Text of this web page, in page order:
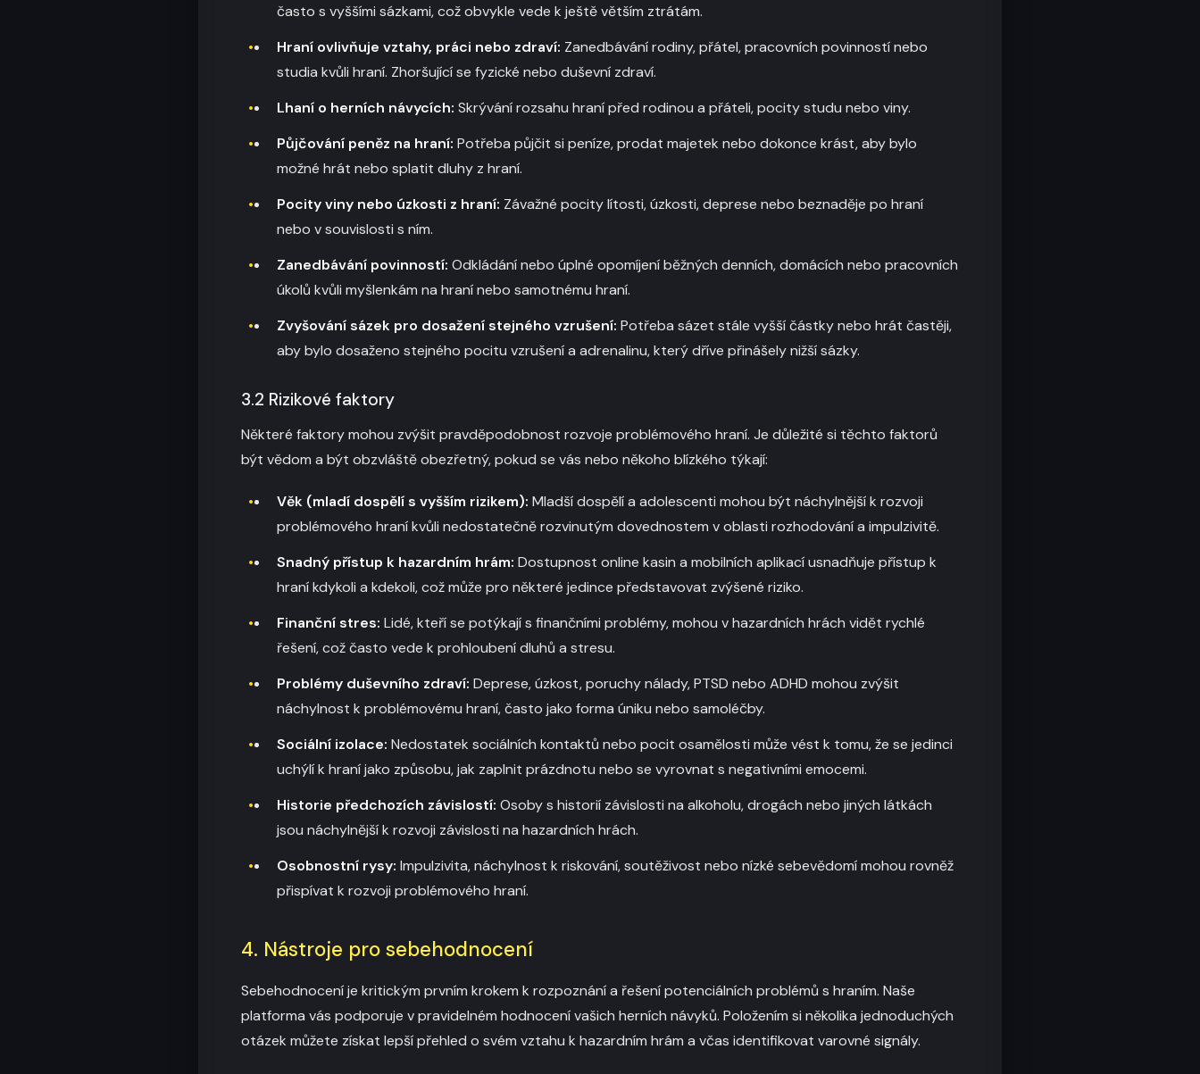
často s vyššími sázkami, což obvykle vede k ještě větším ztrátám.
Hraní ovlivňuje vztahy, práci nebo zdraví: Zanedbávání rodiny, přátel, pracovních povinností nebo
studia kvůli hraní. Zhoršující se fyzické nebo duševní zdraví.
Lhaní o herních návycích: Skrývání rozsahu hraní před rodinou a přáteli, pocity studu nebo viny.
Půjčování peněz na hraní: Potřeba půjčit si peníze, prodat majetek nebo dokonce krást, aby bylo
možné hrát nebo splatit dluhy z hraní.
Pocity viny nebo úzkosti z hraní: Závažné pocity lítosti, úzkosti, deprese nebo beznaděje po hraní
nebo v souvislosti s ním.
Zanedbávání povinností: Odkládání nebo úplné opomíjení běžných denních, domácích nebo pracovních
úkolů kvůli myšlenkám na hraní nebo samotnému hraní.
Zvyšování sázek pro dosažení stejného vzrušení: Potřeba sázet stále vyšší částky nebo hrát častěji,
aby bylo dosaženo stejného pocitu vzrušení a adrenalinu, který dříve přinášely nižší sázky.
3.2 Rizikové faktory
Některé faktory mohou zvýšit pravděpodobnost rozvoje problémového hraní. Je důležité si těchto faktorů
být vědom a být obzvláště obezřetný, pokud se vás nebo někoho blízkého týkají:
Věk (mladí dospělí s vyšším rizikem): Mladší dospělí a adolescenti mohou být náchylnější k rozvoji
problémového hraní kvůli nedostatečně rozvinutým dovednostem v oblasti rozhodování a impulzivitě.
Snadný přístup k hazardním hrám: Dostupnost online kasin a mobilních aplikací usnadňuje přístup k
hraní kdykoli a kdekoli, což může pro některé jedince představovat zvýšené riziko.
Finanční stres: Lidé, kteří se potýkají s finančními problémy, mohou v hazardních hrách vidět rychlé
řešení, což často vede k prohloubení dluhů a stresu.
Problémy duševního zdraví: Deprese, úzkost, poruchy nálady, PTSD nebo ADHD mohou zvýšit
náchylnost k problémovému hraní, často jako forma úniku nebo samoléčby.
Sociální izolace: Nedostatek sociálních kontaktů nebo pocit osamělosti může vést k tomu, že se jedinci
uchýlí k hraní jako způsobu, jak zaplnit prázdnotu nebo se vyrovnat s negativními emocemi.
Historie předchozích závislostí: Osoby s historií závislosti na alkoholu, drogách nebo jiných látkách
jsou náchylnější k rozvoji závislosti na hazardních hrách.
Osobnostní rysy: Impulzivita, náchylnost k riskování, soutěživost nebo nízké sebevědomí mohou rovněž
přispívat k rozvoji problémového hraní.
4. Nástroje pro sebehodnocení
Sebehodnocení je kritickým prvním krokem k rozpoznání a řešení potenciálních problémů s hraním. Naše
platforma vás podporuje v pravidelném hodnocení vašich herních návyků. Položením si několika jednoduchých
otázek můžete získat lepší přehled o svém vztahu k hazardním hrám a včas identifikovat varovné signály.